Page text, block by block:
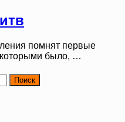
помнят первые
которыми было, …